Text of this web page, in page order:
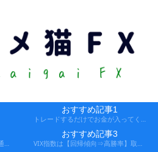
おすすめ記事1
おすすめ記事3